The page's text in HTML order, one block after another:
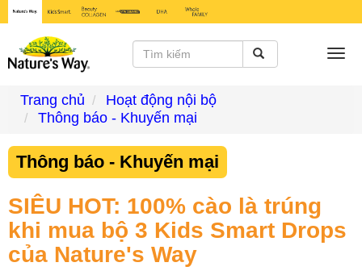
Trang chủ
Hoạt động nội bộ
Thông báo - Khuyến mại
Thông báo - Khuyến mại
SIÊU HOT: 100% cào là trúng
khi mua bộ 3 Kids Smart Drops
của Nature's Way